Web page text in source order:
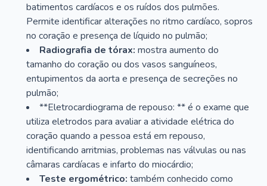
batimentos cardíacos e os ruídos dos pulmões.
Permite identificar alterações no ritmo cardíaco, sopros
no coração e presença de líquido no pulmão;
Radiografia de tórax: mostra aumento do
tamanho do coração ou dos vasos sanguíneos,
entupimentos da aorta e presença de secreções no
pulmão;
**Eletrocardiograma de repouso: ** é o exame que
utiliza eletrodos para avaliar a atividade elétrica do
coração quando a pessoa está em repouso,
identificando arritmias, problemas nas válvulas ou nas
câmaras cardíacas e infarto do miocárdio;
Teste ergométrico: também conhecido como